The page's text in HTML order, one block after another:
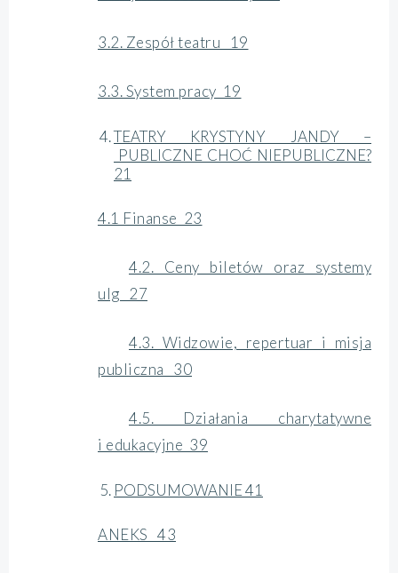
3.2. Zespół teatru 19
3.3. System pracy 19
TEATRY KRYSTYNY JANDY –
PUBLICZNE CHOĆ NIEPUBLICZNE?
21
4.1 Finanse 23
4.2. Ceny biletów oraz systemy
ulg 27
4.3. Widzowie, repertuar i misja
publiczna 30
4.5. Działania charytatywne
i edukacyjne 39
PODSUMOWANIE 41
ANEKS 43